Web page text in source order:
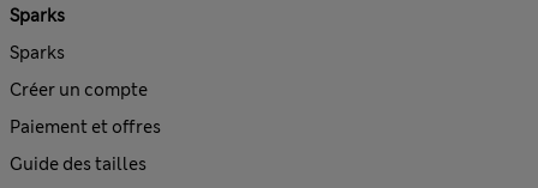
Sparks
Sparks
Créer un compte
Paiement et offres
Guide des tailles